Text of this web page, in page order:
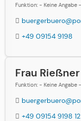
Funktion: - Keine Angabe -
+49 09154 9198
Frau Rießner
Funktion: - Keine Angabe -
+49 09154 9198 12